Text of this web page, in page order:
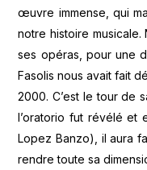
œuvre immense, qui
notre histoire
ses opéras, pour une
Fasolis nous avait fait
2000. C’est le tour de
l’oratorio fut révélé et
Lopez Banzo), il aura
rendre toute sa